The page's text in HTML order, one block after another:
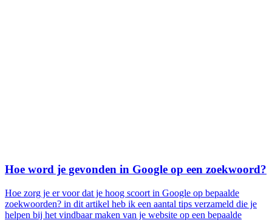
Hoe word je gevonden in Google op een zoekwoord?
Hoe zorg je er voor dat je hoog scoort in Google op bepaalde
zoekwoorden? in dit artikel heb ik een aantal tips verzameld die je
helpen bij het vindbaar maken van je website op een bepaalde